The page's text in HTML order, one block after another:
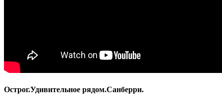
Острог.Удивительное рядом.Санберри.